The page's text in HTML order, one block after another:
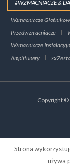
#WZMACNIACZE &
Wzmacniacze
Przedwzmacniacze
Wzmacniacze
Amplitunery
Copyright
Strona
używa